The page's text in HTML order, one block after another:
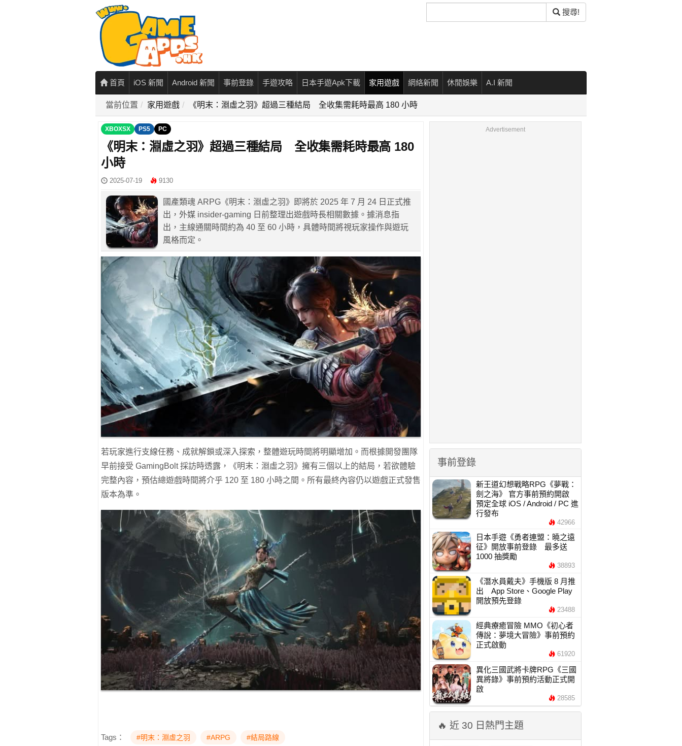
尋
搜尋!
首頁 iOS 新聞 Android 新聞 事前登錄 手遊攻略 日本手遊Apk下載 家用遊戲 網絡新聞 休閒娛樂 A.I 新聞
當前位置 家用遊戲 《明末：淵虛之羽》超過三種結局 全收集需耗時最高 180 小時
XBOXSX PS5 PC
《明末：淵虛之羽》超過三種結局 全收集需耗時最高 180
小時
2025-07-19 9130
國產類魂 ARPG《明末：淵虛之羽》即將於 2025 年 7 月 24 日正式推
出，外媒 insider-gaming 日前整理出遊戲時長相關數據。據消息指
出，主線通關時間約為 40 至 60 小時，具體時間將視玩家操作與遊玩
風格而定。
若玩家進行支線任務、成就解鎖或深入探索，整體遊玩時間將明顯增加。而根據開發團隊
早前接受 GamingBolt 採訪時透露，《明末：淵虛之羽》擁有三個以上的結局，若欲體驗
完整內容，預估總遊戲時間將介乎 120 至 180 小時之間。所有最終內容仍以遊戲正式發售
版本為準。
Tags： #明末：淵虛之羽 #ARPG #結局路線
Advertisement
事前登錄
新王道幻想戰略RPG《夢戰：
劍之海》 官方事前預約開啟
預定全球 iOS / Android / PC 進
行發布
42966
日本手遊《勇者連盟：曉之遠
征》開放事前登錄 最多送
1000 抽獎勵
38893
《潛水員戴夫》手機版 8 月推
出 App Store、Google Play
開放預先登錄
23488
經典療癒冒險 MMO《初心者
傳說：夢境大冒險》事前預約
正式啟動
61920
異化三國武將卡牌RPG《三國
異將錄》事前預約活動正式開
啟
28585
🔥 近 30 日熱門主題